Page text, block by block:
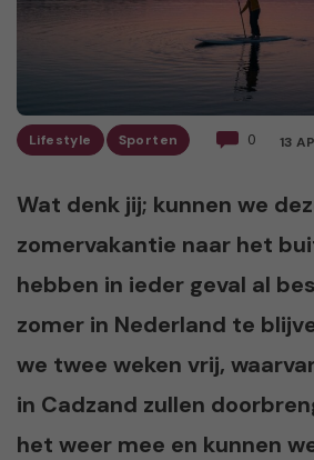
Lifestyle Sporten 0 13
Wat denk jij; kunnen we
zomervakantie naar het
hebben in ieder geval al
zomer in Nederland te
we twee weken vrij,
in Cadzand zullen
het weer mee en kunnen